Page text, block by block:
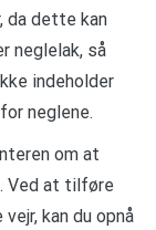
da dette kan
neglelak, så
indeholder
neglene.
om at
Ved at tilføre
kan du opnå